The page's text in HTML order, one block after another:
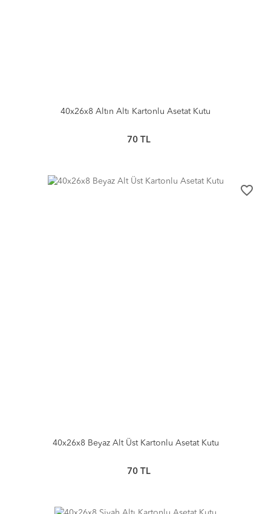
40x26x8 Altın Altı Kartonlu Asetat Kutu
70TL
favorite_border
40x26x8 Beyaz Alt Üst Kartonlu Asetat Kutu
70TL